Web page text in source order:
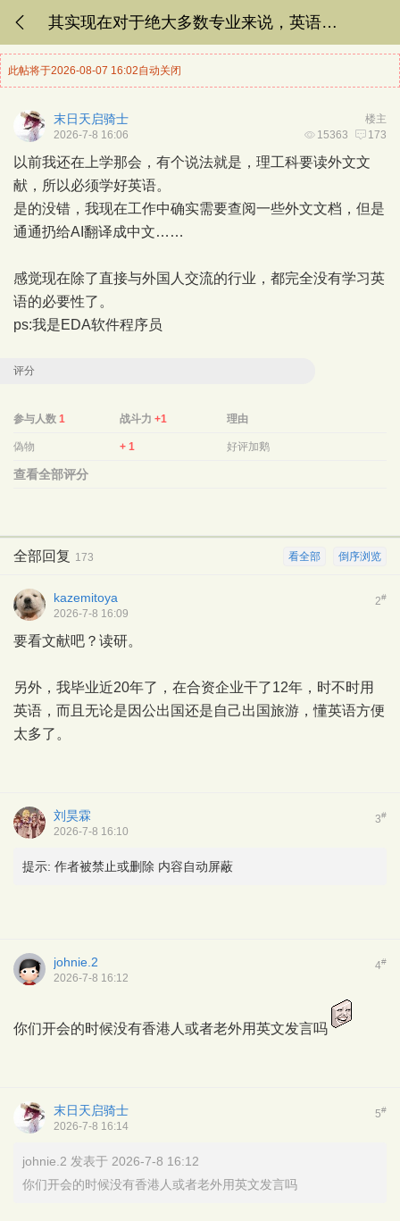
其实现在对于绝大多数专业来说，英语都没有必要性了吧
此帖将于2026-08-07 16:02自动关闭
楼主
末日天启骑士
15363 173
2026-7-8 16:06
以前我还在上学那会，有个说法就是，理工科要读外文文
献，所以必须学好英语。
是的没错，我现在工作中确实需要查阅一些外文文档，但是
通通扔给AI翻译成中文……
感觉现在除了直接与外国人交流的行业，都完全没有学习英
语的必要性了。
ps:我是EDA软件程序员
评分
参与人数 1 战斗力+1 理由
偽物 + 1 好评加鹅
查看全部评分
倒序浏览
看全部
全部回复 173
2#
kazemitoya
2026-7-8 16:09
要看文献吧？读研。
另外，我毕业近20年了，在合资企业干了12年，时不时用
英语，而且无论是因公出国还是自己出国旅游，懂英语方便
太多了。
3#
刘昊霖
2026-7-8 16:10
提示: 作者被禁止或删除 内容自动屏蔽
4#
johnie.2
2026-7-8 16:12
你们开会的时候没有香港人或者老外用英文发言吗
5#
末日天启骑士
2026-7-8 16:14
johnie.2 发表于 2026-7-8 16:12
你们开会的时候没有香港人或者老外用英文发言吗